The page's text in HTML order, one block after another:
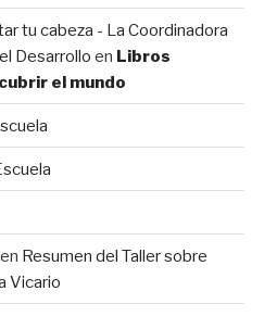
tu cabeza - La Coordinadora
Desarrollo en Libros
el mundo
en Resumen del Taller sobre
Vicario